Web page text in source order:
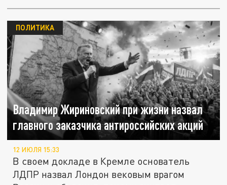
Владимир Жириновский при жизни назвал
главного заказчика антироссийских акций
ПОЛИТИКА
12 ИЮЛЯ 15:33
В своем докладе в Кремле основатель
ЛДПР назвал Лондон вековым врагом